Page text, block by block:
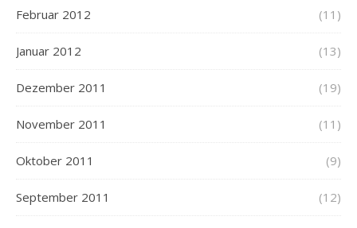
Februar 2012 (11)
Januar 2012 (13)
Dezember 2011 (19)
November 2011 (11)
Oktober 2011 (9)
September 2011 (12)